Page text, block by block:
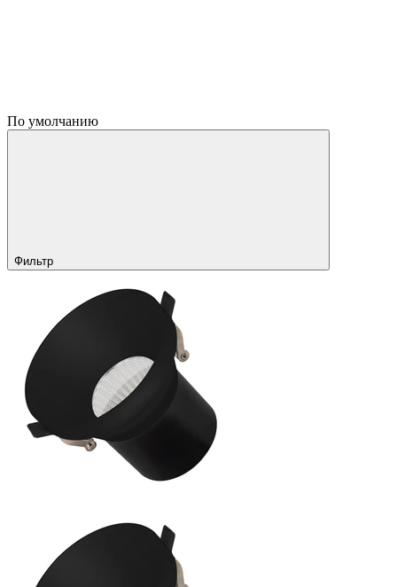
По умолчанию
Фильтр